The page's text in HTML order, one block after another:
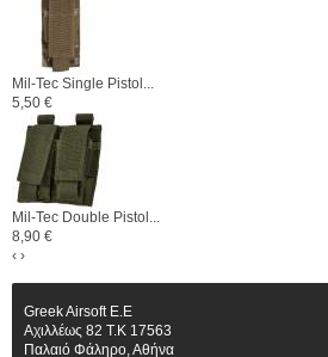
Mil-Tec Single Pistol...
5,50 €
Mil-Tec Double Pistol...
8,90 €
‹ ›
Greek Airsoft E.E
Αχιλλέως 82 Τ.Κ 17563
Παλαιό Φάληρο, Αθήνα